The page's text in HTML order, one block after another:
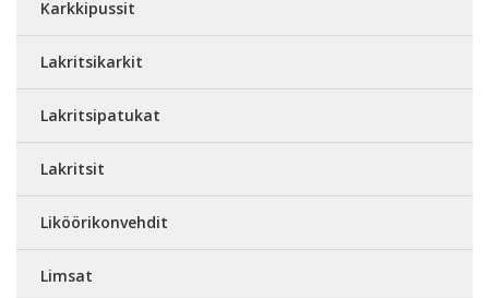
Karkkipussit
Lakritsikarkit
Lakritsipatukat
Lakritsit
Liköörikonvehdit
Limsat